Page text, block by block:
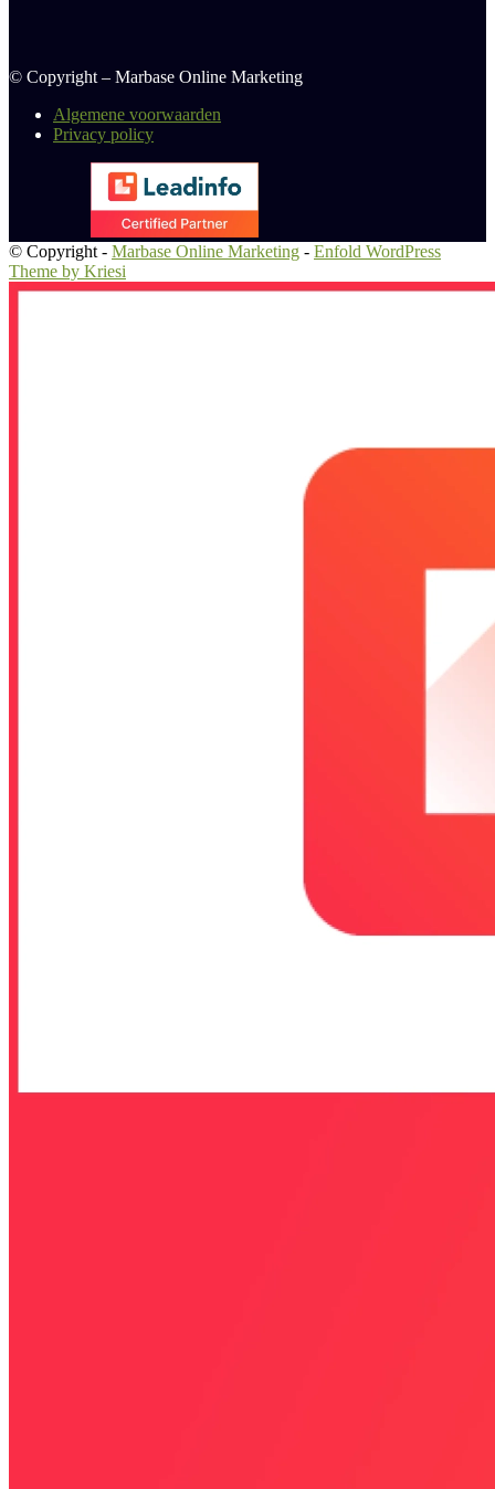
© Copyright – Marbase Online Marketing
Algemene voorwaarden
Privacy policy
© Copyright - Marbase Online Marketing - Enfold WordPress
Theme by Kriesi